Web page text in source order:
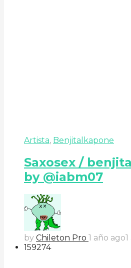
Artista, Benjitalkapone
Saxosex /
by @iabm07
by Chileton Pro 1 año ago
159274